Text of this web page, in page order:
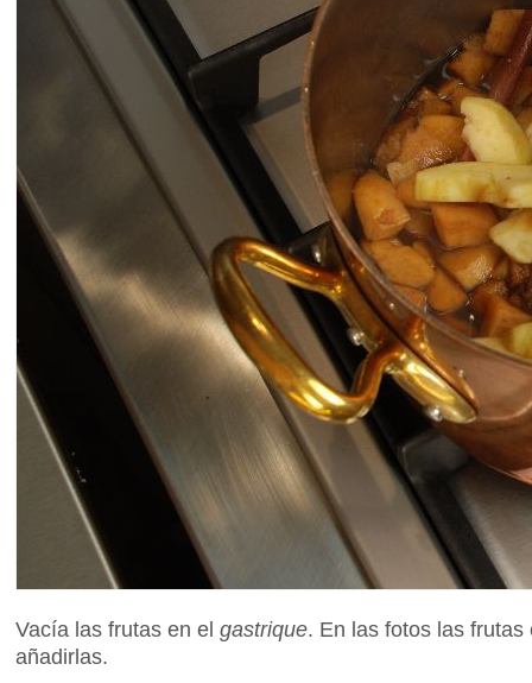
Vacía las frutas en el gastrique. En las fotos las
añadirlas.